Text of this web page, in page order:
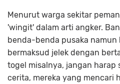
Menurut warga sekitar
'wingit' dalam arti angker.
benda-benda pusaka namun
bermaksud jelek dengan
togel misalnya, jangan harap
cerita, mereka yang mencari